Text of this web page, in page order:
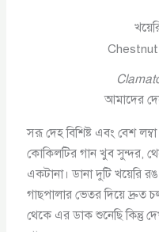
আমাদের
সরূ দেহ বিশিষ্ট এবং বেশ
কোকিলটির গান খুব সুন্দর,
একটানা। ডানা দুটি খয়েরি
গাছপালার ভেতর দিয়ে দ্রুত
থেকে এর ডাক শুনেছি কিন্তু